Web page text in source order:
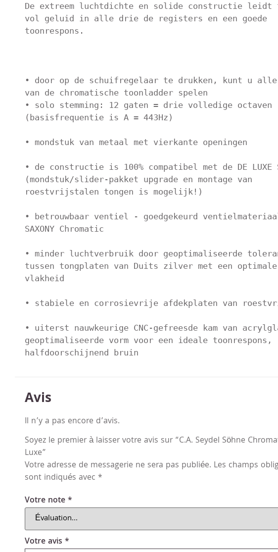
De extreem luchtdichte en solide constructie leidt
vol geluid in alle drie de registers en een goede
toonrespons.
• door op de schuifregelaar te drukken, kunt u alle
van de chromatische toonladder spelen
• solo stemming: 12 gaten = drie volledige octaven
(basisfrequentie is A = 443Hz)
• mondstuk van metaal met vierkante openingen
• de constructie is 100% compatibel met de DE LUXE
(mondstuk/slider-pakket upgrade en montage van
roestvrijstalen tongen is mogelijk!)
• betrouwbaar ventiel - goedgekeurd
SAXONY Chromatic
• minder luchtverbruik door geoptimaliseerde
tussen tongplaten van Duits zilver met een optimale
vlakheid
• stabiele en corrosievrije afdekplaten van
• uiterst nauwkeurige CNC-gefreesde kam van
geoptimaliseerde vorm voor een ideale toonrespons,
halfdoorschijnend bruin
Avis
Il n’y a pas encore d’avis.
Soyez le premier à laisser votre avis sur “C.A. Seydel Söhne
Luxe”
Votre adresse de messagerie ne sera pas publiée. Les champs
sont indiqués avec *
Votre note*
Votre avis *